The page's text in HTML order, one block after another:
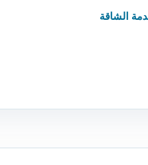
الشاقة